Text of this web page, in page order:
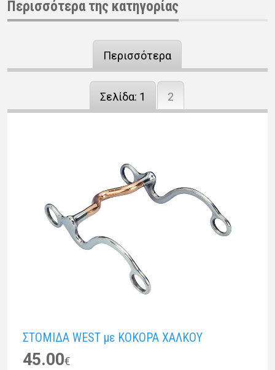
Περισσότερα της κατηγορίας
Περισσότερα
Σελίδα: 1 2
ΣΤΟΜΙΔΑ WEST με ΚΟΚΟΡΑ ΧΑΛΚΟΥ
45.00€